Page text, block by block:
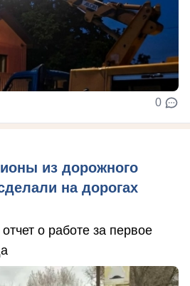
0
из дорожного
на дорогах
о работе за первое